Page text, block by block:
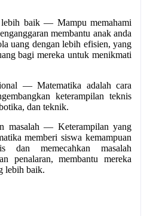
lebih baik — Mampu memahami
membantu anak anda
uang dengan lebih efisien, yang
bagi mereka untuk menikmati
— Matematika adalah cara
keterampilan teknis
dan teknik.
masalah — Keterampilan yang
memberi siswa kemampuan
dan memecahkan masalah
penalaran, membantu mereka
lebih baik.